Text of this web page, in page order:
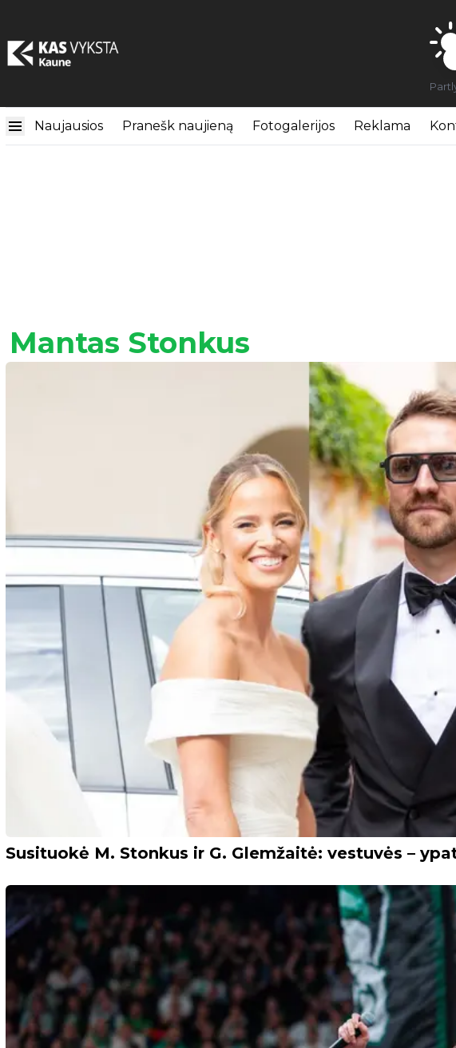
Naujausios Pranešk naujieną Fotogalerijos Reklama
Mantas Stonkus
Susituokė M. Stonkus ir G. Glemžaitė: vestuvės –